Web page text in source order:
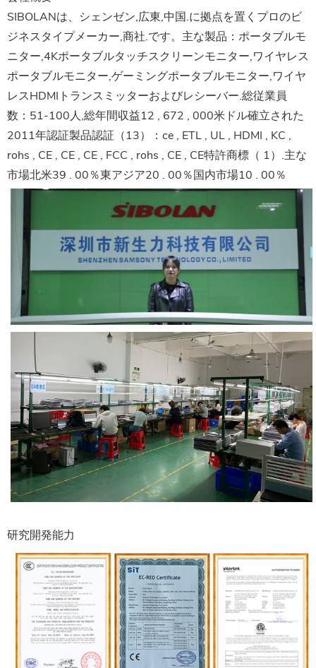
SIBOLANは、シェンゼン,広東,中国.に拠点を置くプロのビ
ジネスタイプメーカー,商社.です。主な製品：ポータブルモ
ニター,4Kポータブルタッチスクリーンモニター,ワイヤレス
ポータブルモニター,ゲーミングポータブルモニター,ワイヤ
レスHDMIトランスミッターおよびレシーバー.総従業員
数：51-100人,総年間収益12 , 672 , 000米ドル確立された
2011年認証製品認証（13）：ce , ETL , UL , HDMI , KC ,
rohs , CE , CE , CE , FCC , rohs , CE , CE特許商標（ 1）.主な
市場北米39 . 00％東アジア20 . 00％国内市場10 . 00％
研究開発能力